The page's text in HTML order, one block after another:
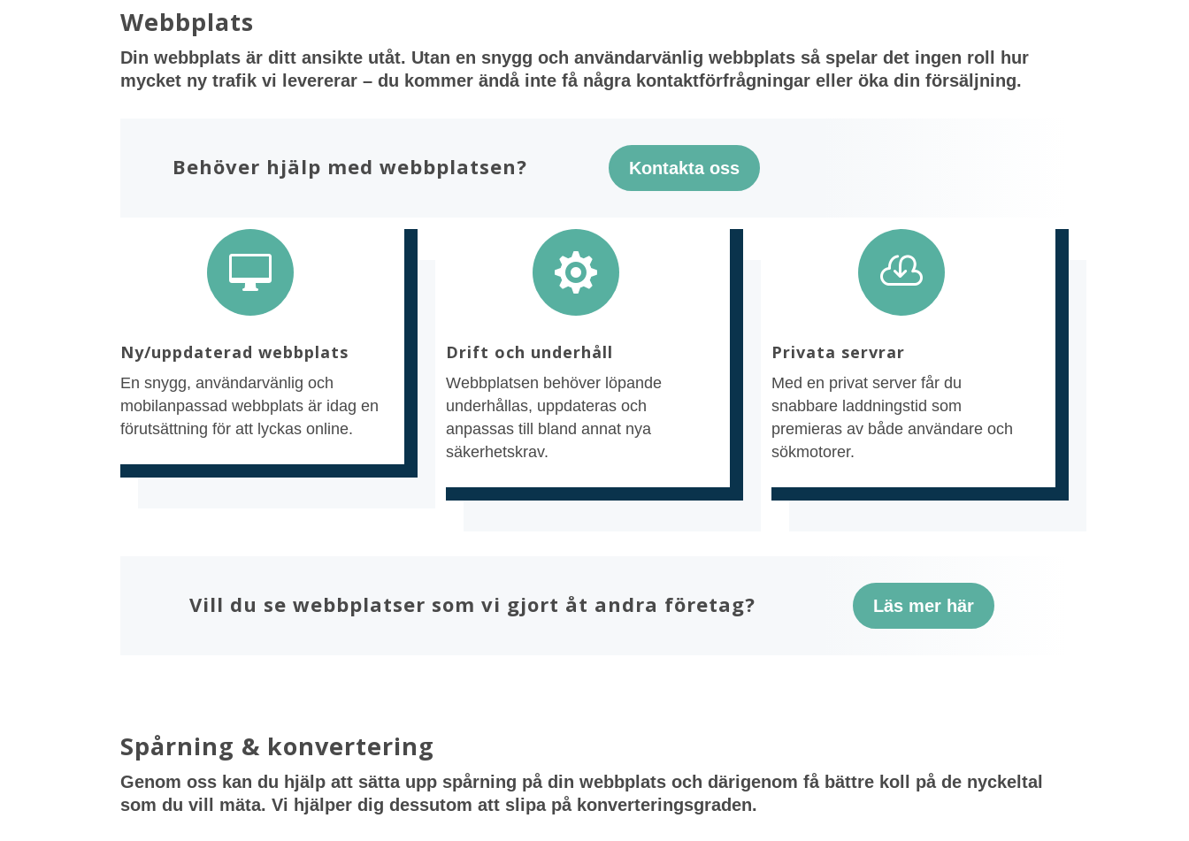
Webbplats
Din webbplats är ditt ansikte utåt. Utan en snygg och användarvänlig webbplats så spelar det ingen roll hur
mycket ny trafik vi levererar – du kommer ändå inte få några kontaktförfrågningar eller öka din försäljning.
Behöver hjälp med webbplatsen? Kontakta oss

Ny/uppdaterad webbplats
En snygg, användarvänlig och
mobilanpassad webbplats är idag en
förutsättning för att lyckas online.

Drift och underhåll
Webbplatsen behöver löpande
underhållas, uppdateras och
anpassas till bland annat nya
säkerhetskrav.

Privata servrar
Med en privat server får du
snabbare laddningstid som
premieras av både användare och
sökmotorer.
Vill du se webbplatser som vi gjort åt andra företag? Läs mer här
Spårning & konvertering
Genom oss kan du hjälp att sätta upp spårning på din webbplats och därigenom få bättre koll på de nyckeltal
som du vill mäta. Vi hjälper dig dessutom att slipa på konverteringsgraden.